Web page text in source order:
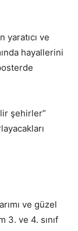
yaratıcı ve
hayallerini
şehirler”
ve güzel
3. ve 4. sınıf